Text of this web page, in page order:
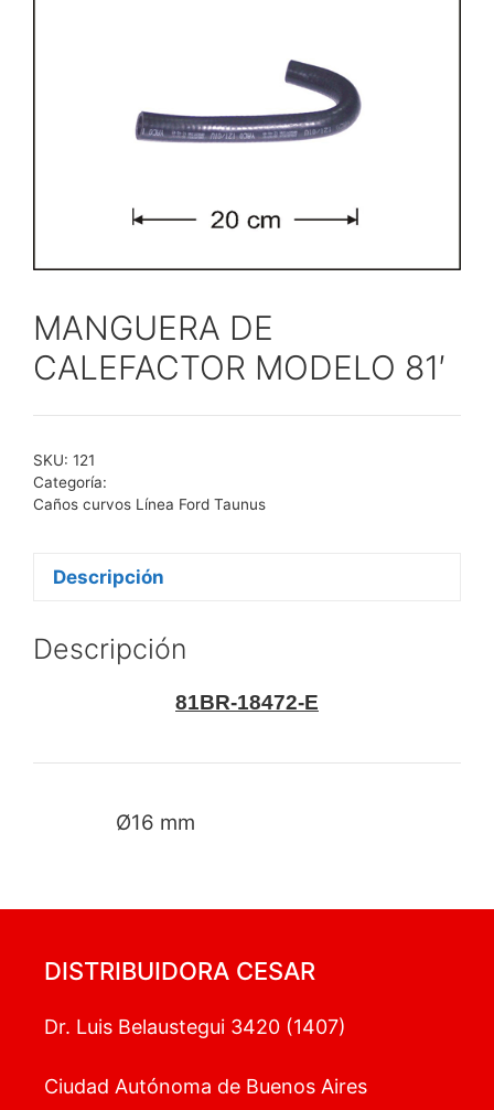
MANGUERA DE
CALEFACTOR MODELO 81′
SKU: 121
Categoría:
Caños curvos Línea Ford Taunus
Descripción
Descripción
81BR-18472-E
Ø16 mm
DISTRIBUIDORA CESAR
Dr. Luis Belaustegui 3420 (1407)
Ciudad Autónoma de Buenos Aires